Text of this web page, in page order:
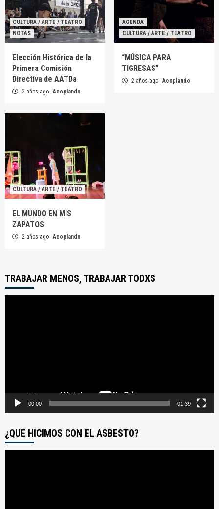
CULTURA / ARTE / TEATRO
NOTAS
Elección Histórica de la
Primera Comisión
Directiva de AATDa
2 años ago Acoplando
AGENDA
CULTURA / ARTE / TEATRO
“MÚSICA PARA
TIGRESAS”
2 años ago Acoplando
CULTURA / ARTE / TEATRO
EL MUNDO EN MIS
ZAPATOS
2 años ago Acoplando
TRABAJAR MENOS, TRABAJAR TODXS
00:00 01:39
¿QUE HICIMOS CON EL ASBESTO?